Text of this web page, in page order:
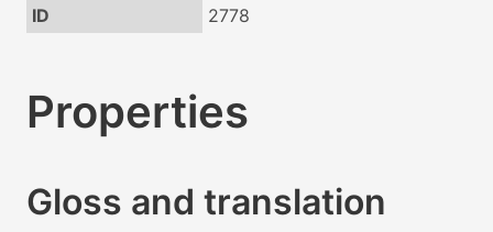
ID
2778
Properties
Gloss and translation